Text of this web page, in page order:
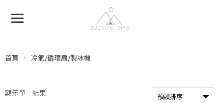
首頁 冷氣/循環扇/製冰機
顯示單一結果